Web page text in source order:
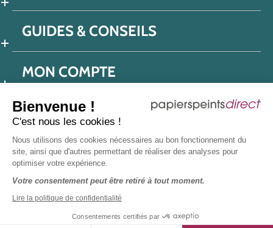
Bienvenue !
C'est nous les cookies !
Nous utilisons des cookies nécessaires au bon fonctionnement du
site, ainsi que d'autres permettant de réaliser des analyses pour
optimiser votre expérience.
Votre consentement peut être retiré à tout moment.
Lire la politique de confidentialité
Consentements certifiés par
GUIDES & CONSEILS
MON COMPTE
Politique de confidentialité
Mentions légales
Protection données réseaux sociaux
Déclaration d'accessibilité